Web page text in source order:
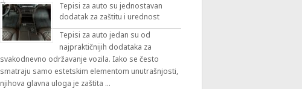
Tepisi za auto su jednostavan
dodatak za zaštitu i urednost
Tepisi za auto jedan su od
najpraktičnijih dodataka za
svakodnevno održavanje vozila. Iako se često
smatraju samo estetskim elementom unutrašnjosti,
njihova glavna uloga je zaštita …